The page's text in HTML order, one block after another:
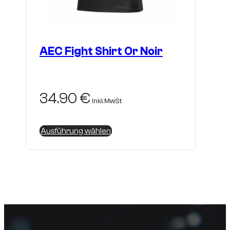
AEC Fight Shirt Or Noir
34.90 € inkl. MwSt
Ausführung wählenDieses
weist